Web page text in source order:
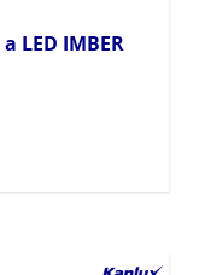
LED IMBER